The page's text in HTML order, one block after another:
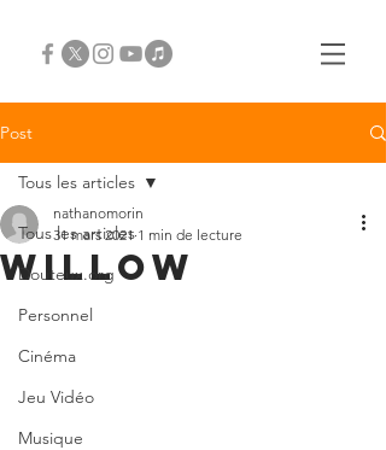
Post
Tous les articles
Douteux.org
Personnel
Cinéma
Jeu Vidéo
Musique
Tous les articles
Willow
nathanomorin
31 mars 2021 1 min de lecture